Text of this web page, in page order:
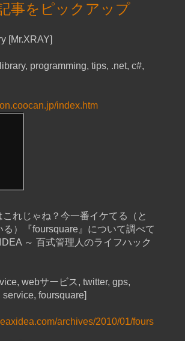
事をピックアップ
[Mr.XRAY]
programming, tips, .net, c#,
index.htm
これじゃね？今一番イケてる（と
る）『foursquare』について調べて
～ 百式管理人のライフハック
webサービス, twitter, gps,
foursquare]
archives/2010/01/fours